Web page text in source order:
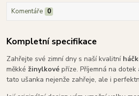
Komentáře 0
Kompletní specifikace
Zahřejte své zimní dny s naší kvalitní
měkké žinylkové příze. Příjemná na
tato ušanka nejenže zahřeje, ale i